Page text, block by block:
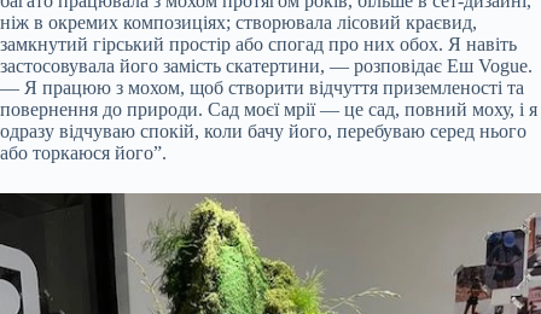
ніж в окремих композиціях; створювала лісовий краєвид,
замкнутий гірський простір або спогад про них обох. Я навіть
застосовувала його замість скатертини, — розповідає Еш Vogue.
— Я працюю з мохом, щоб створити відчуття приземленості та
повернення до природи. Сад моєї мрії — це сад, повний моху, і я
одразу відчуваю спокій, коли бачу його, перебуваю серед нього
або торкаюся його”.